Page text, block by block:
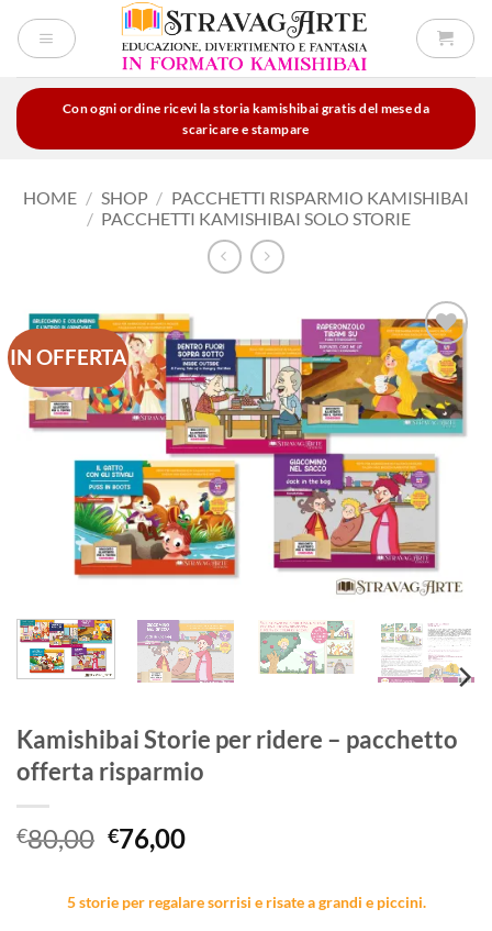
Con ogni ordine ricevi la storia kamishibai gratis del mese da
scaricare e stampare
HOME / SHOP / PACCHETTI RISPARMIO KAMISHIBAI
/ PACCHETTI KAMISHIBAI SOLO STORIE
IN OFFERTA
Aggiungi
alla lista
dei
desideri
Kamishibai Storie per ridere – pacchetto
offerta risparmio
€80,00 Il
prezzo
originale
era:
€76,00Il
attuale
è:
5 storie per regalare sorrisi e risate a grandi e piccini.